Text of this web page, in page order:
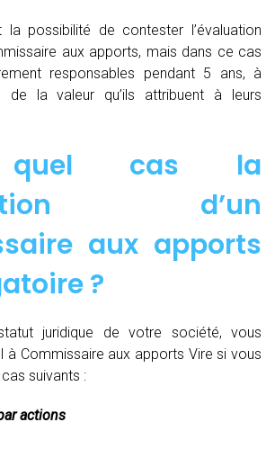
possibilité de contester l’évaluation
aux apports, mais dans ce cas
responsables pendant 5 ans, à
de la valeur qu’ils attribuent à leurs
quel cas la
d’un
aux apports
?
juridique de votre société, vous
à Commissaire aux apports Vire si vous
suivants :
actions